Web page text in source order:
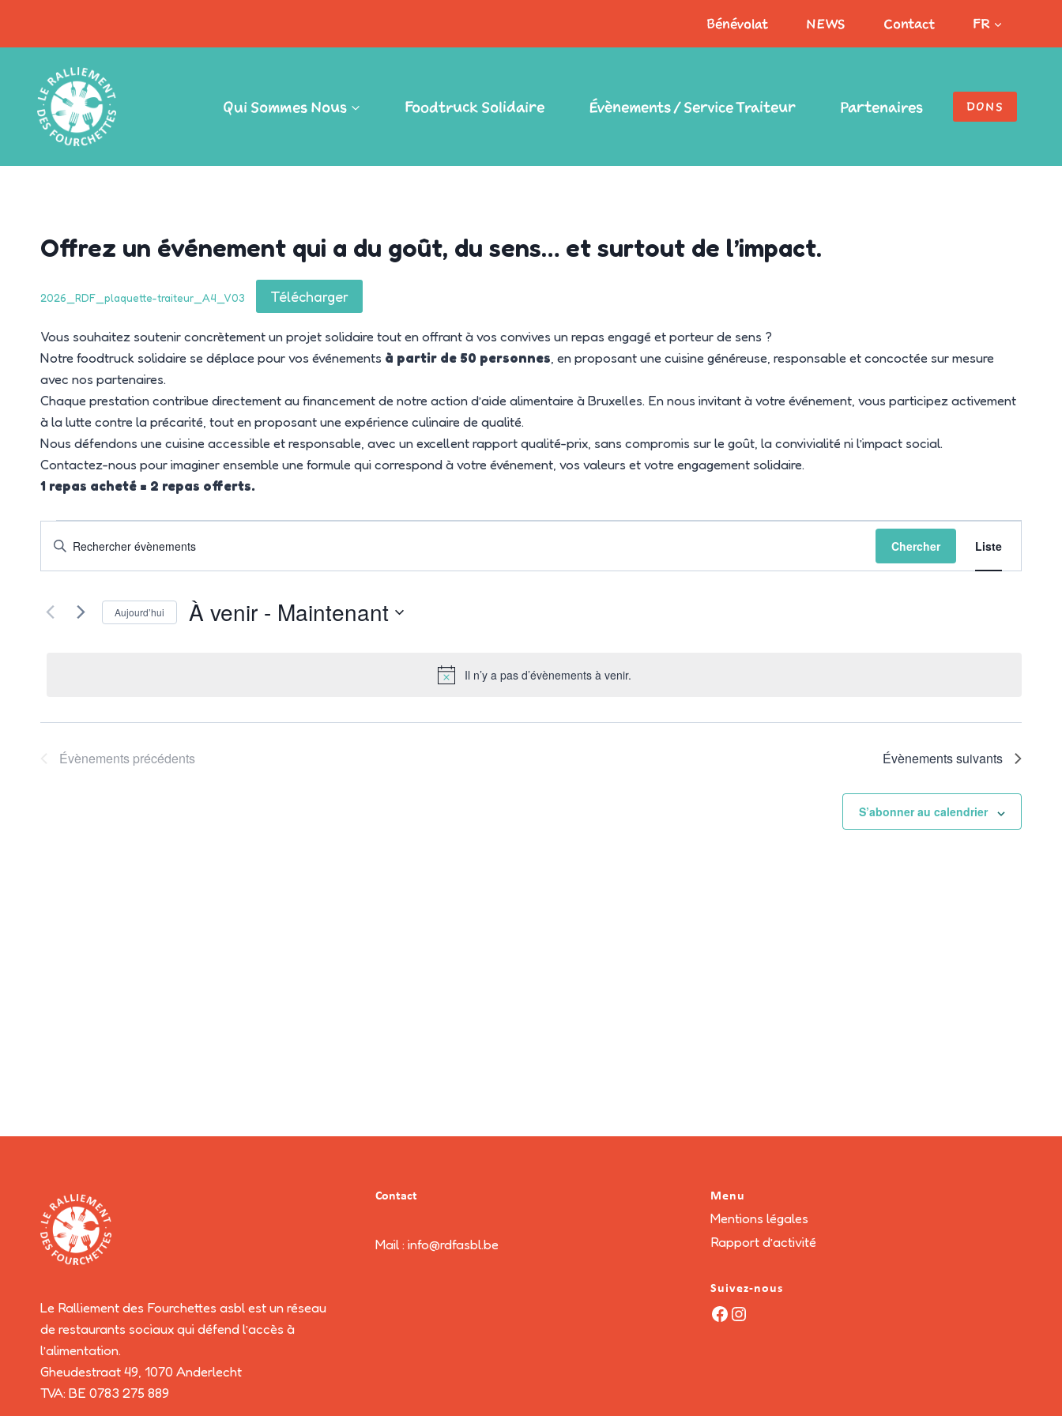
contenu
Bénévolat NEWS Contact FR
Qui Sommes Nous Foodtruck Solidaire Évènements / Service Traiteur Partenaires DONS
Offrez un événement qui a du goût, du sens… et surtout de l’impact.
2026_RDF_plaquette-traiteur_A4_V03 Télécharger
Vous souhaitez soutenir concrètement un projet solidaire tout en offrant à vos convives un repas engagé et porteur de sens ?
Notre foodtruck solidaire se déplace pour vos événements à partir de 50 personnes, en proposant une cuisine généreuse, responsable et concoctée sur mesure
avec nos partenaires.
Chaque prestation contribue directement au financement de notre action d’aide alimentaire à Bruxelles. En nous invitant à votre événement, vous participez activement
à la lutte contre la précarité, tout en proposant une expérience culinaire de qualité.
Nous défendons une cuisine accessible et responsable, avec un excellent rapport qualité-prix, sans compromis sur le goût, la convivialité ni l’impact social.
Contactez-nous pour imaginer ensemble une formule qui correspond à votre événement, vos valeurs et votre engagement solidaire.
1 repas acheté = 2 repas offerts.
Évènements
Notice
Il n’y a pas d’évènements à venir.
navigation
vues
Évènements
Saisir
Rechercher
Évènements
Chercher Liste
Aujourd’hui À venir - Maintenant
Évènements précédents Évènementssuivants
S’abonner au calendrier
Le Ralliement des Fourchettes asbl est un réseau
de restaurants sociaux qui défend l’accès à
l’alimentation.
Gheudestraat 49, 1070 Anderlecht
TVA: BE 0783 275 889
Contact
Mail : info@rdfasbl.be
Menu
Mentions légales
Rapport d’activité
Suivez-nous
Facebook
Instagram